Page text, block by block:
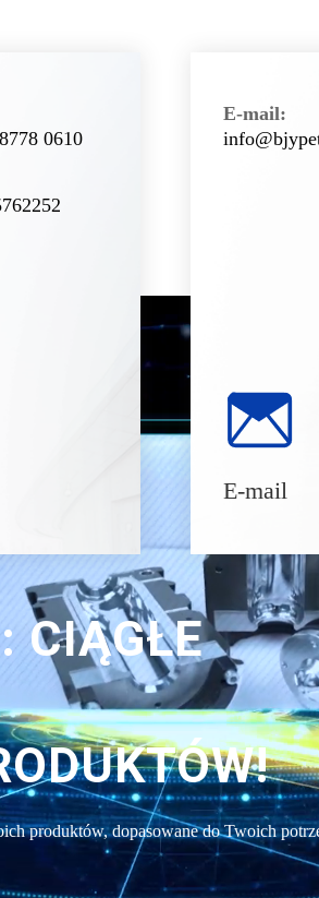
0610
E-mail:
E-mail
CIĄGŁE
produktów, dopasowane do Twoich